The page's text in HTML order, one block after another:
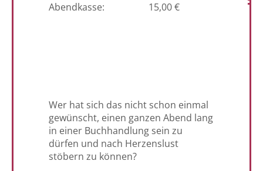
Abendkasse:
15,00 €
Wer hat sich das nicht schon einmal
gewünscht, einen ganzen Abend lang
in einer Buchhandlung sein zu
dürfen und nach Herzenslust
stöbern zu können?